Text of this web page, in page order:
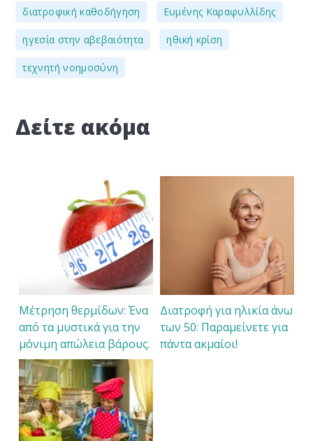
διατροφική καθοδήγηση Ευμένης Καραφυλλίδης
ηγεσία στην αβεβαιότητα ηθική κρίση
τεχνητή νοημοσύνη
Δείτε ακόμα
Μέτρηση θερμίδων: Ένα
από τα μυστικά για την
μόνιμη απώλεια βάρους.
Διατροφή για ηλικία άνω
των 50: Παραμείνετε για
πάντα ακμαίοι!